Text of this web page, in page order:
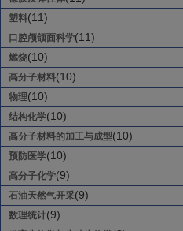
塑料(11)
口腔颅颌面科学(11)
燃烧(10)
高分子材料(10)
物理(10)
结构化学(10)
高分子材料的加工与成型(10)
预防医学(10)
高分子化学(9)
石油天然气开采(9)
数理统计(9)